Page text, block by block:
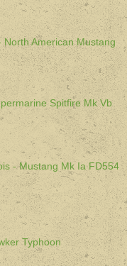
American Mustang
Spitfire Mk Vb
- Mustang Mk Ia FD554
Typhoon